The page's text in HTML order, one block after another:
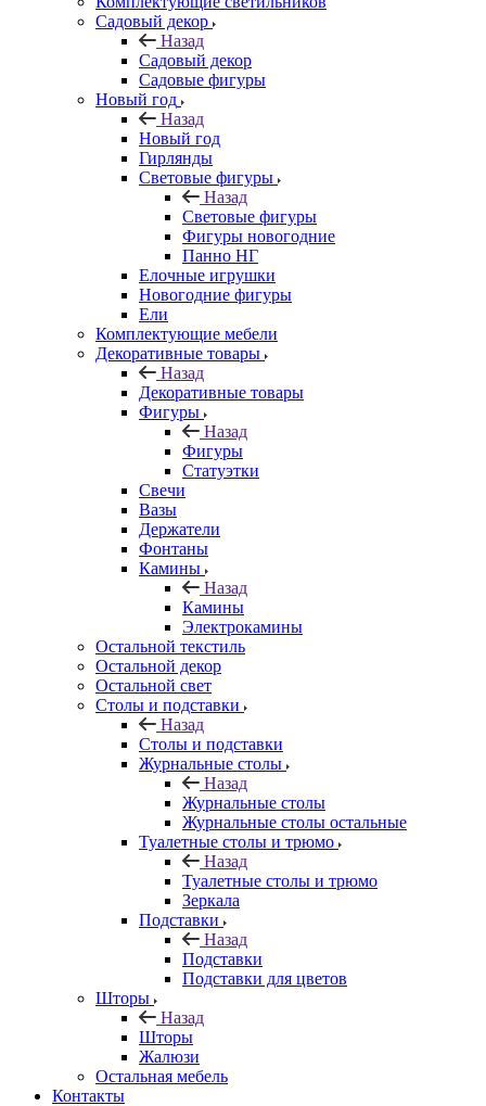
Садовый декор
Назад
Садовый декор
Садовые фигуры
Новый год
Назад
Новый год
Гирлянды
Световые фигуры
Назад
Световые фигуры
Фигуры новогодние
Панно НГ
Елочные игрушки
Новогодние фигуры
Ели
Комплектующие мебели
Декоративные товары
Назад
Декоративные товары
Фигуры
Назад
Фигуры
Статуэтки
Свечи
Вазы
Держатели
Фонтаны
Камины
Назад
Камины
Электрокамины
Остальной текстиль
Остальной декор
Остальной свет
Столы и подставки
Назад
Столы и подставки
Журнальные столы
Назад
Журнальные столы
Журнальные столы остальные
Туалетные столы и трюмо
Назад
Туалетные столы и трюмо
Зеркала
Подставки
Назад
Подставки
Подставки для цветов
Шторы
Назад
Шторы
Жалюзи
Остальная мебель
Контакты